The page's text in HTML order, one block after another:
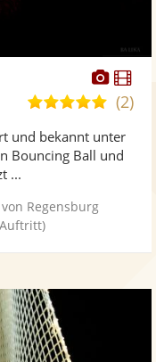
Fotos
5,0
5
(2)
und bekannt unter
Bouncing Ball und
...
Regensburg